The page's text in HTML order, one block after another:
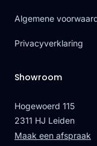
Algemene
Privacyverklaring
Showroom
Hogewoerd 115
2311 HJ Leiden
Maak een afspraak